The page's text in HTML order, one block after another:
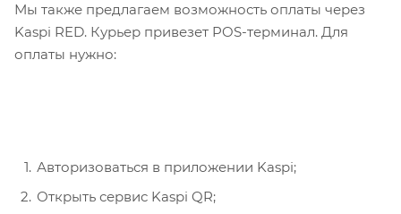
Мы также предлагаем возможность оплаты через
Kaspi RED. Курьер привезет POS-терминал. Для
оплаты нужно:
Авторизоваться в приложении Kaspi;
Открыть сервис Kaspi QR;